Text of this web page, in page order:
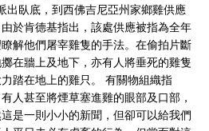
出臥底，到西佛吉尼亞州家鄉雞供應
於肯德基指出，該處供應被指為全年
解他們屠宰雞隻的手法。在偷拍片斷
在牆上及地下，亦有人將垂死的雞隻
踏在地上的雞只。 有關物組織指
人甚至將煙草塞進雞的眼部及口部，
是一則小小的新聞，但卻可以給我們